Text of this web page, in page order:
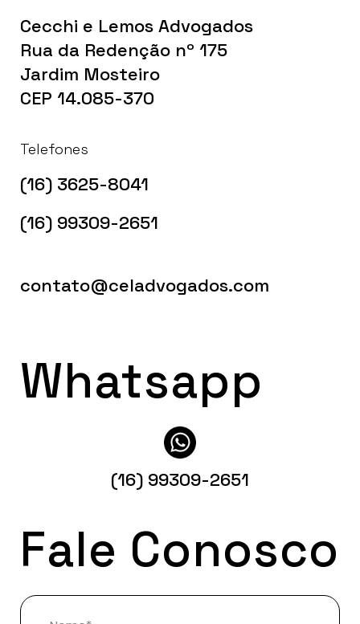
Cecchi e Lemos Advogados
Rua da Redenção nº 175
Jardim Mosteiro
CEP 14.085-370
Telefones
(16) 3625-8041
(16) 99309-2651
contato@celadvogados.com
Whatsapp
(16) 99309-2651
Fale Conosco